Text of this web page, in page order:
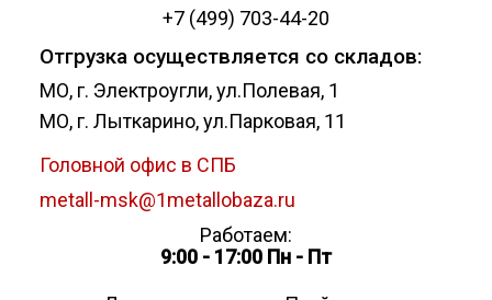
+7 (499) 703-44-20
Отгрузка осуществляется со складов:
МО, г. Электроугли, ул.Полевая, 1
МО, г. Лыткарино, ул.Парковая, 11
Головной офис в СПБ
metall-msk@1metallobaza.ru
Работаем:
9:00 - 17:00 Пн - Пт